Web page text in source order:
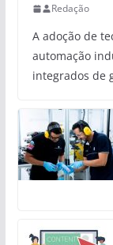
Redação
A adoção de
automação
integrados de